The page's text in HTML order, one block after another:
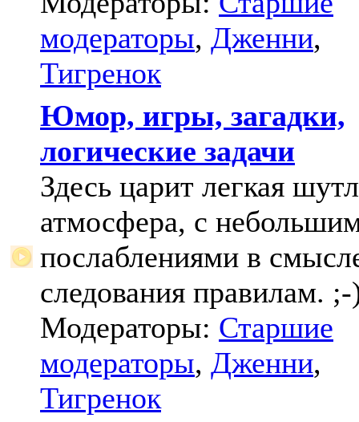
модераторы, Дженни,
Тигренок
Юмор, игры, загадки,
логические задачи
Здесь царит легкая
атмосфера, с
послаблениями в
следования правилам.
Модераторы: Старшие
модераторы, Дженни,
Тигренок